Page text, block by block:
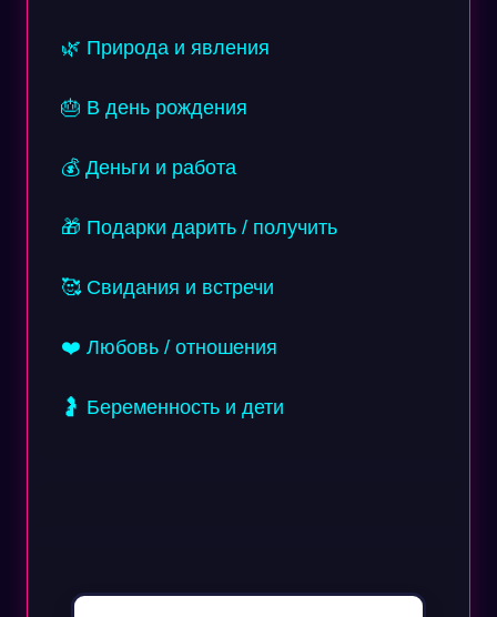
🌿 Природа и явления
🎂 В день рождения
💰 Деньги и работа
🎁 Подарки дарить / получить
🥰 Свидания и встречи
❤️ Любовь / отношения
🤰 Беременность и дети